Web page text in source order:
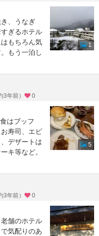
、うなぎ
ぎるホテル
もちろん気
もう一泊し
1
年前） 0
はブッフ
寿司、エビ
デザートは
キ等など。
5
年前） 0
舗のホテル
気配りのあ